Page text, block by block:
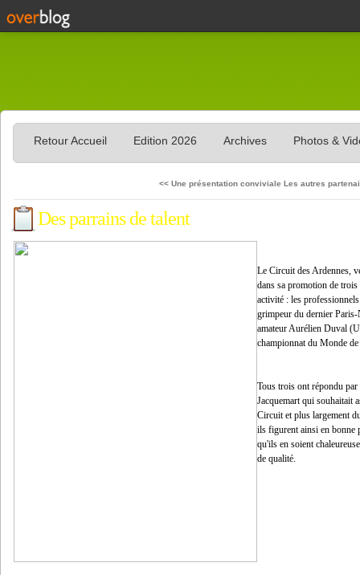
Retour Accueil Edition 2026 Archives Photos &
<< Une présentation conviviale Les autres
Des parrains de talent
Le Circuit des Ardennes,
dans sa promotion de
activité : les
grimpeur du dernier
amateur Aurélien Duval
championnat du Monde
Tous trois ont répondu
Jacquemart qui souhaitait
Circuit et plus largement
ils figurent ainsi en bonne
qu'ils en soient
de qualité.